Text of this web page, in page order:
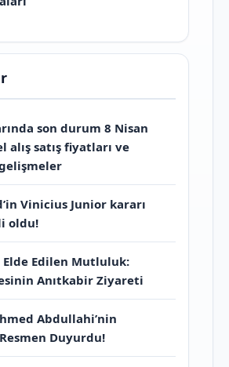
son durum 8 Nisan
alış satış fiyatları ve
Vinicius Junior kararı
oldu!
Elde Edilen Mutluluk:
Anıtkabir Ziyareti
Abdullahi’nin
Duyurdu!